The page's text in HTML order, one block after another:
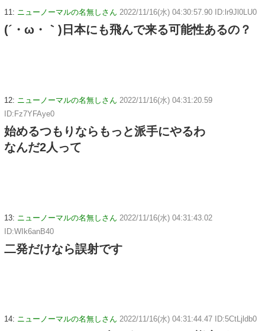
11: ニューノーマルの名無しさん 2022/11/16(水) 04:30:57.90 ID:lr9Jl0LU0
(´・ω・｀)日本にも飛んで来る可能性あるの？
12: ニューノーマルの名無しさん 2022/11/16(水) 04:31:20.59
ID:Fz7YFAye0
始めるつもりならもっと派手にやるわ
なんだ2人って
13: ニューノーマルの名無しさん 2022/11/16(水) 04:31:43.02
ID:WIk6anB40
二発だけなら誤射です
14: ニューノーマルの名無しさん 2022/11/16(水) 04:31:44.47 ID:5CtLjldb0